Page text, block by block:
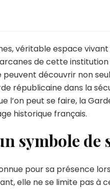
véritable espace
de cette
peuvent découvrir non
républicaine dans la
l’on peut se faire, la
historique français.
symbole de
pour sa présence
elle ne se limite pas à